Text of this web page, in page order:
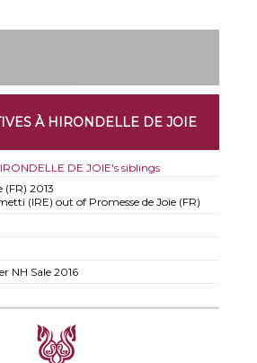
À HIRONDELLE DE JOIE
DE JOIE's siblings
(FR) 2013
(IRE) out of Promesse de Joie (FR)
NH Sale 2016